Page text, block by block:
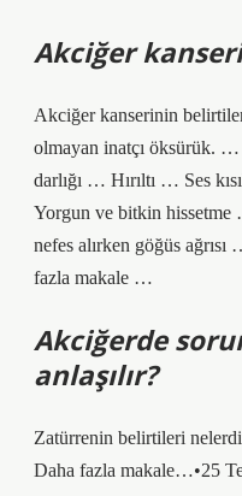
Akciğer
Akciğer kanserinin
olmayan inatçı öksürük. …
darlığı … Hırıltı … Ses
Yorgun ve bitkin
nefes alırken göğüs
fazla makale …
Akciğerde
anlaşılır?
Zatürrenin belirtileri
Daha fazla makale…•25